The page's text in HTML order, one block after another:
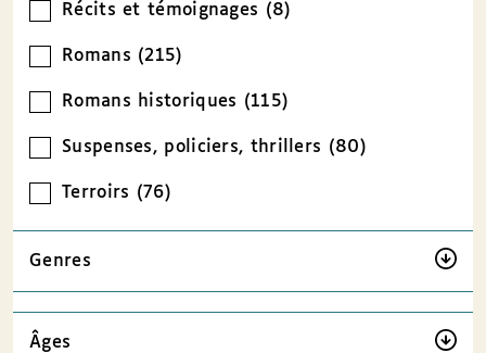
Récits et témoignages (8)
Romans (215)
Romans historiques (115)
Suspenses, policiers, thrillers (80)
Terroirs (76)
Genres
Âges